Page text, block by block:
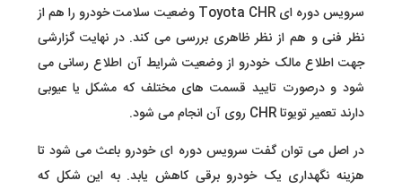
سرویس دوره ای Toyota CHR وضعیت سلامت خودرو را هم از
نظر فنی و هم از نظر ظاهری بررسی می کند. در نهایت گزارشی
جهت اطلاع مالک خودرو از وضعیت شرایط آن اطلاع رسانی می
شود و درصورت تایید قسمت های مختلف که مشکل یا عیوبی
دارند تعمیر تویوتا CHR روی آن انجام می شود.
در اصل می توان گفت سرویس دوره ای خودرو باعث می شود تا
هزینه نگهداری یک خودرو برقی کاهش یابد. به این شکل که